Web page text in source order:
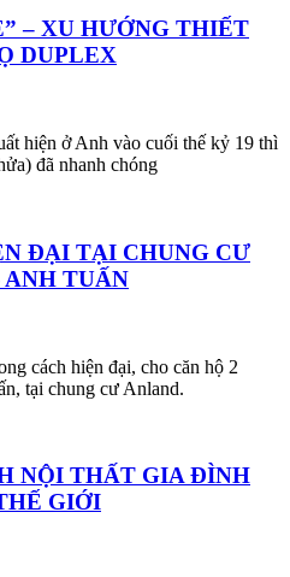
– XU HƯỚNG THIẾT
DUPLEX
hiện ở Anh vào cuối thế kỷ 19 thì
đã nhanh chóng
ĐẠI TẠI CHUNG CƯ
TUẤN
cách hiện đại, cho căn hộ 2
tại chung cư Anland.
NỘI THẤT GIA ĐÌNH
GIỚI